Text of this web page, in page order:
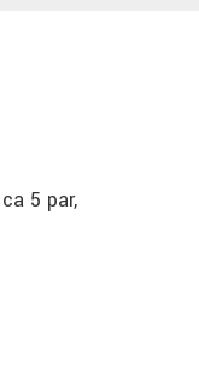
5 par,